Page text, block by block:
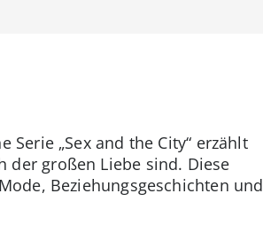
„Sex and the City“ erzählt
der großen Liebe sind. Diese
Beziehungsgeschichten und